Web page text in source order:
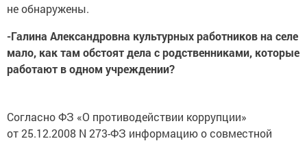
не обнаружены.
-Галина Александровна культурных работников на селе
мало, как там обстоят дела с родственниками, которые
работают в одном учреждении?
Согласно ФЗ «О противодействии коррупции»
от 25.12.2008 N 273-ФЗ информацию о совместной